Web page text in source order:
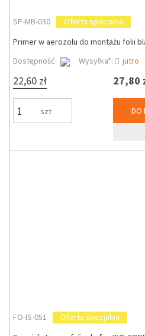
SP-MB-030
Oferta specjalna
Primer w aerozolu do montażu folii
Dostępność
Wysyłka*: jutro
22,60 zł
szt
27,80
DO
FO-IS-051
Oferta specjalna